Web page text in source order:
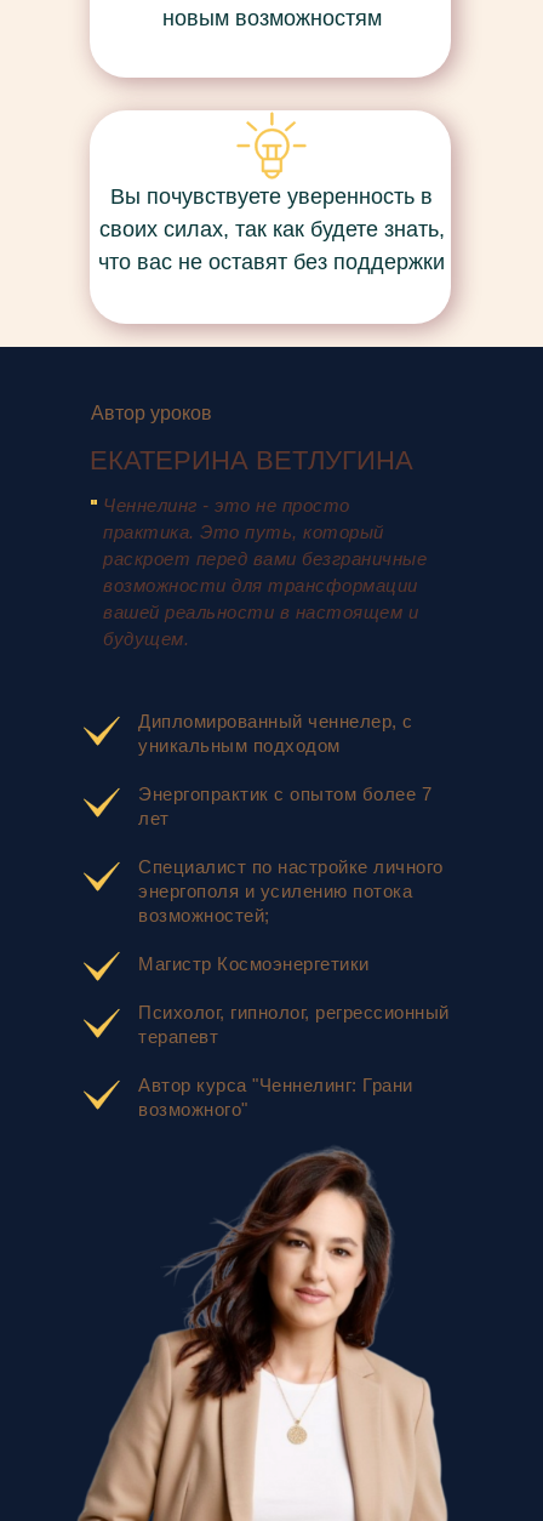
новым возможностям
Вы почувствуете уверенность в
своих силах, так как будете знать,
что вас не оставят без поддержки
Дипломированный ченнелер, с
уникальным подходом
Энергопрактик с опытом более 7
лет
Специалист по настройке личного
энергополя и усилению потока
возможностей;
Магистр Космоэнергетики
Психолог, гипнолог, регрессионный
терапевт
Автор курса "Ченнелинг: Грани
возможного"
Ченнелинг - это не просто
практика. Это путь, который
раскроет перед вами безграничные
возможности для трансформации
вашей реальности в настоящем и
будущем.
"
Автор уроков
ЕКАТЕРИНА ВЕТЛУГИНА